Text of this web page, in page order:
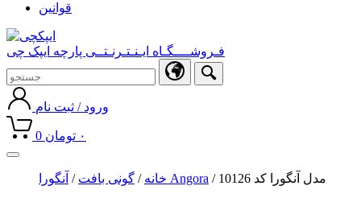
قوانین
فـروشــــگـاه ایـنـتـرنـتــی پارچه ایپک چی
ورود / ثبت نام
0 ۰ تومان
Toggle
navigation
خانه / گونی بافت / آنگورا Angora / مدل آنگورا کد 10126